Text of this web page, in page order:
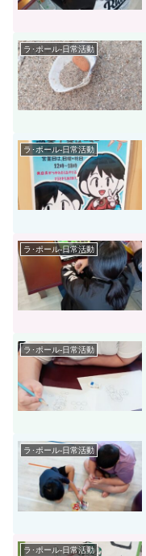
ラ･ポール-日常活動
ラ･ポール-日常活動
ラ･ポール-日常活動
ラ･ポール-日常活動
ラ･ポール-日常活動
ラ･ポール-日常活動